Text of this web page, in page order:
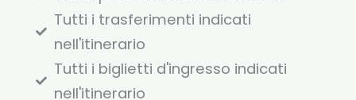
Tutti i trasferimenti indicati
nell'itinerario
Tutti i biglietti d'ingresso indicati
nell'itinerario